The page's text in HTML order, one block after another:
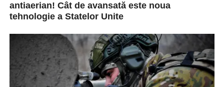
antiaerian! Cât de avansată este noua
tehnologie a Statelor Unite
perioadă de trei săptămâni pentru un senzor
îmbunătățit...